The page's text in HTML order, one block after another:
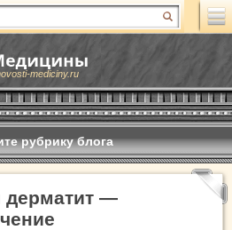
mediciny.ru
рубрику блога
дерматит —